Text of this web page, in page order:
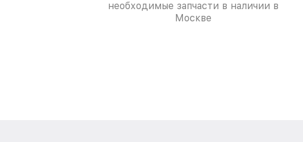
необходимые запчасти в наличии в
Москве